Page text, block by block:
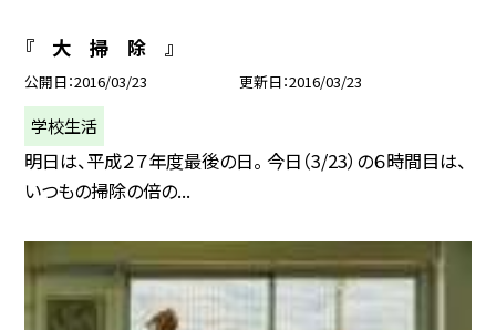
『 大 掃 除 』
公開日 2016/03/23 更新日 2016/03/23
学校生活
明日は、平成２７年度最後の日。 今日（3/23）の６時間目は、
いつもの掃除の倍の...